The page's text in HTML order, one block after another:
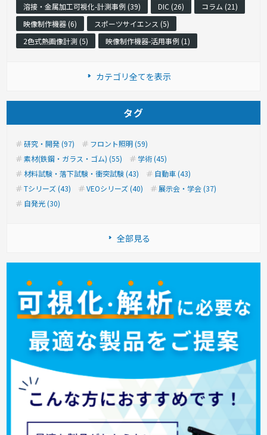
溶接・金属加工可視化-計測事例 (39)
DIC (26)
コラム (21)
映像制作機器 (6)
スポーツサイエンス (5)
2色式熱画像計測 (5)
映像制作機器-活用事例 (1)
カテゴリ全てを表示
タグ
研究・開発 (97)
フロント照明 (59)
素材(鉄鋼・ガラス・ゴム) (55)
学術 (45)
材料試験・落下試験・衝突試験 (43)
自動車 (43)
Tシリーズ (43)
VEOシリーズ (40)
展示会・学会 (37)
自発光 (30)
全部見る